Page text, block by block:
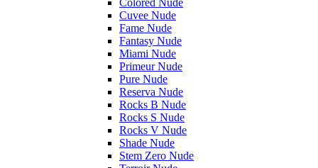
Cuvee Nude
Fame Nude
Fantasy Nude
Miami Nude
Primeur Nude
Pure Nude
Reserva Nude
Rocks B Nude
Rocks S Nude
Rocks V Nude
Shade Nude
Stem Zero Nude